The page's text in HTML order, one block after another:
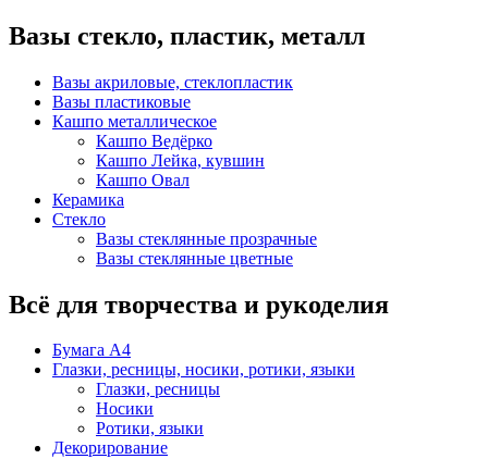
Вазы стекло, пластик, металл
Вазы акриловые, стеклопластик
Вазы пластиковые
Кашпо металлическое
Кашпо Ведёрко
Кашпо Лейка, кувшин
Кашпо Овал
Керамика
Стекло
Вазы стеклянные прозрачные
Вазы стеклянные цветные
Всё для творчества и рукоделия
Бумага А4
Глазки, ресницы, носики, ротики, языки
Глазки, ресницы
Носики
Ротики, языки
Декорирование